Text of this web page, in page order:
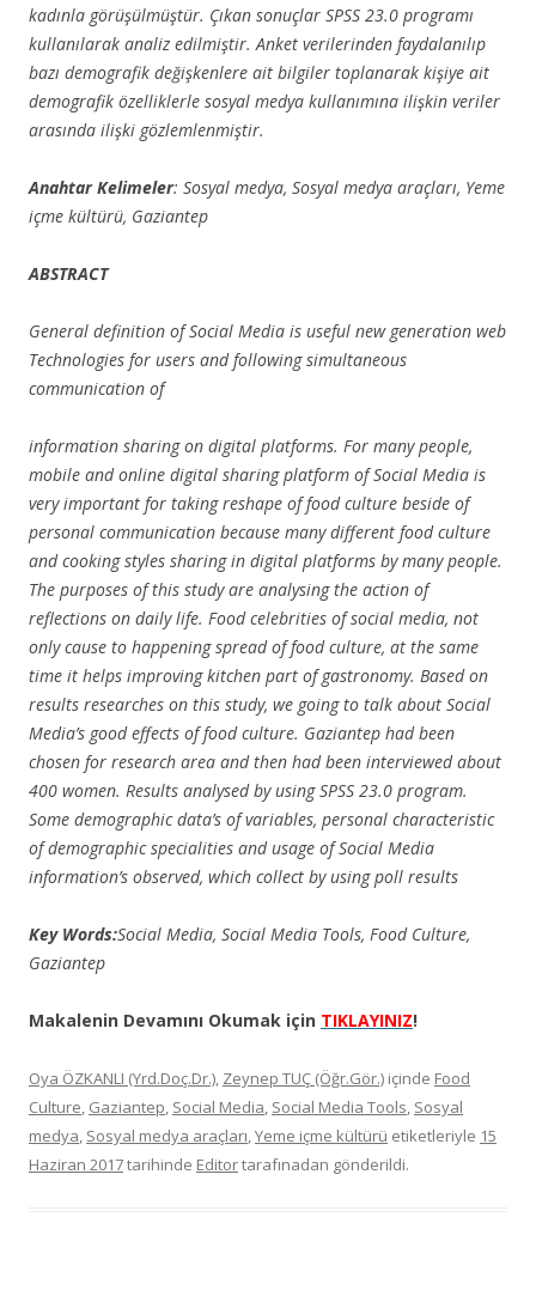
kadınla görüşülmüştür. Çıkan sonuçlar SPSS 23.0 programı
kullanılarak analiz edilmiştir. Anket verilerinden faydalanılıp
bazı demografik değişkenlere ait bilgiler toplanarak kişiye ait
demografik özelliklerle sosyal medya kullanımına ilişkin veriler
arasında ilişki gözlemlenmiştir.
Anahtar Kelimeler: Sosyal medya, Sosyal medya araçları, Yeme
içme kültürü, Gaziantep
ABSTRACT
General definition of Social Media is useful new generation web
Technologies for users and following simultaneous
communication of
information sharing on digital platforms. For many people,
mobile and online digital sharing platform of Social Media is
very important for taking reshape of food culture beside of
personal communication because many different food culture
and cooking styles sharing in digital platforms by many people.
The purposes of this study are analysing the action of
reflections on daily life. Food celebrities of social media, not
only cause to happening spread of food culture, at the same
time it helps improving kitchen part of gastronomy. Based on
results researches on this study, we going to talk about Social
Media’s good effects of food culture. Gaziantep had been
chosen for research area and then had been interviewed about
400 women. Results analysed by using SPSS 23.0 program.
Some demographic data’s of variables, personal characteristic
of demographic specialities and usage of Social Media
information’s observed, which collect by using poll results
Key Words:Social Media, Social Media Tools, Food Culture,
Gaziantep
Makalenin Devamını Okumak için TIKLAYINIZ!
Oya ÖZKANLI (Yrd.Doç.Dr.), Zeynep TUÇ (Öğr.Gör.) içinde Food
Culture, Gaziantep, Social Media, Social Media Tools, Sosyal
medya, Sosyal medya araçları,Yeme içme kültürü etiketleriyle 15
Haziran 2017tarihinde Editortarafınadan gönderildi.